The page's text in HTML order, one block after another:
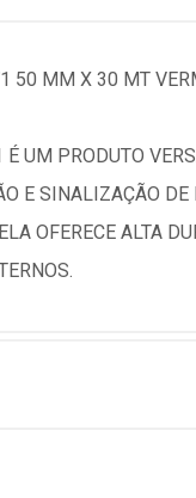
50 MM X 30 MT
UM PRODUTO
E SINALIZAÇÃO
OFERECE ALTA